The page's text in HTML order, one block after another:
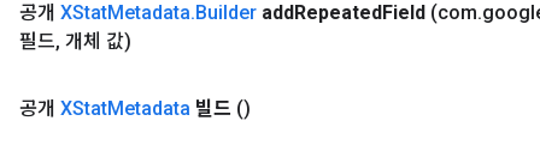
공개 XStatMetadata.Builder addRepeatedField (com.
필드, 개체 값)
공개 XStatMetadata 빌드 ()